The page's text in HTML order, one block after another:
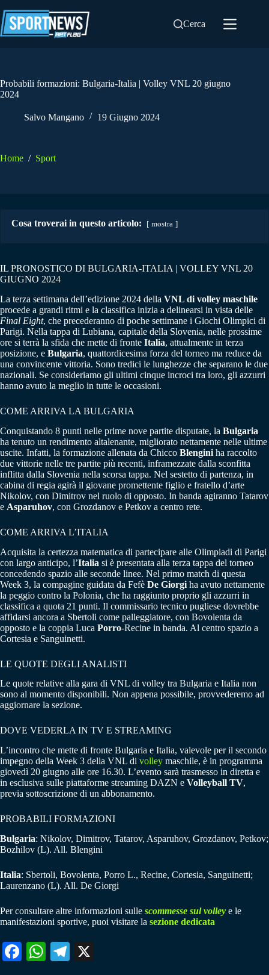
al
contenuto
Cerca
Probabili formazioni: Bulgaria-Italia | Volley VNL 20 giugno
2024
Salvo Mangano 19 Giugno 2024
Home / Sport
Cosa troverai in questo articolo: mostra
IL PRONOSTICO DI BULGARIA-ITALIA | VOLLEY VNL 20
GIUGNO 2024
La terza settimana dell’edizione 2024 della VNL di volley maschile
procede a grandi ritmi e la classifica inizia a delinearsi in vista delle
Final Eight, che precederanno di poche settimane i Giochi Olimpici di
Parigi. Nella tappa di Lubiana, capitale della Slovenia, nelle prossime
ore si terrà la sfida che mette di fronte Italia, attualmente in terza
posizione, e Bulgaria, quattordicesima forza del torneo ma reduce da
una convincente vittoria. Sono tredici le lunghezze che separano le due
nazionali. Se consideriamo gli ultimi cinque incroci tra loro, gli azzurri
hanno avuto la meglio in tutte le occasioni.
COME ARRIVA LA BULGARIA
Conquistando 8 punti nelle prime nove partite disputate, la Bulgaria
ha tenuto un rendimento altalenante, migliorato nettamente nelle ultime
uscite. Infatti, la formazione allenata da Chicco Blengini ha raccolto
due vittorie nelle tre partite più recenti, inframezzate dalla sconfitta
inflitta dalla Slovenia nella scorsa tappa. Nel sestetto di partenza, in
cabina di regia agirà il giovane promettente figlio e fratello d’arte
Nikolov, con Dimitrov nel ruolo di opposto. In banda agiranno Tatarov
e Asparuhov, con Grozdanov e Petkov a centro rete.
COME ARRIVA L’ITALIA
Acquisita la certezza matematica di partecipare alle Olimpiadi di Parigi
con largo anticipo, l’Italia si è presentata alla terza tappa del torneo
concedendo spazio alle seconde linee. Nel primo match di questa
Week 3, la compagine guidata da Fefè De Giorgi ha avuto nettamente
la peggio contro la Polonia, che ha raggiunto proprio gli azzurri in
classifica a quota 21 punti. Il commissario tecnico pugliese dovrebbe
affidarsi ancora a Sbertoli come palleggiatore, con Bovolenta da
opposto e la coppia Luca Porro-Recine in banda. Al centro spazio a
Cortesia e Sanguinetti.
LE QUOTE DEGLI ANALISTI
Le quote relative alla gara di VNL di volley tra Bulgaria e Italia non
sono al momento disponibili. Non appena possibile, provvederemo ad
aggiornare la sezione.
DOVE VEDERLA IN TV E STREAMING
L’incontro che mette di fronte Bulgaria e Italia, valevole per il secondo
impegno della Week 3 della VNL di volley maschile, è in programma
giovedì 20 giugno alle ore 16.30. L’evento sarà trasmesso in diretta e
in esclusiva sulle piattaforme streaming DAZN e Volleyball TV,
previa sottoscrizione di un abbonamento.
PROBABILI FORMAZIONI
Bulgaria: Nikolov, Dimitrov, Tatarov, Asparuhov, Grozdanov, Petkov;
Bozhilov (L). All. Blengini
Italia: Sbertoli, Bovolenta, Porro L., Recine, Cortesia, Sanguinetti;
Laurenzano (L). All. De Giorgi
Per consultare altre informazioni sulle scommesse sul volley e le
manifestazioni sportive, puoi visitare la sezione dedicata
Fa W
Te